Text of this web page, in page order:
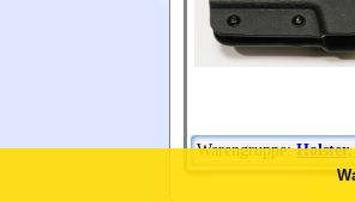
Warengruppe:Holster,